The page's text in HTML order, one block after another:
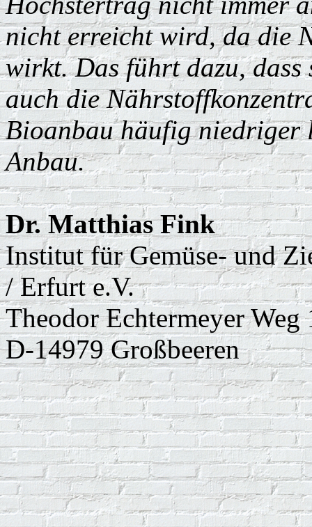
nicht erreicht wird, da die
wirkt. Das führt dazu, dass
auch die
Bioanbau häufig niedriger
Anbau.
Dr. Matthias Fink
Institut für Gemüse- und
/ Erfurt e.V.
Theodor Echtermeyer Weg
D-14979 Großbeeren